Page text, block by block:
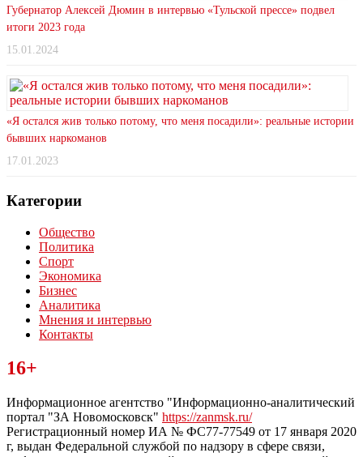
Губернатор Алексей Дюмин в интервью «Тульской прессе» подвел
итоги 2023 года
15.01.2024
«Я остался жив только потому, что меня посадили»: реальные истории
бывших наркоманов
17.01.2023
Категории
Общество
Политика
Спорт
Экономика
Бизнес
Аналитика
Мнения и интервью
Контакты
Читайте последние новости дня в Тульской области на сайте
“ЗаНовомосковск”
16+
Информационное агентство "Информационно-аналитический
портал "ЗА Новомосковск" https://zanmsk.ru/
Регистрационный номер ИА № ФС77-77549 от 17 января 2020
г, выдан Федеральной службой по надзору в сфере связи,